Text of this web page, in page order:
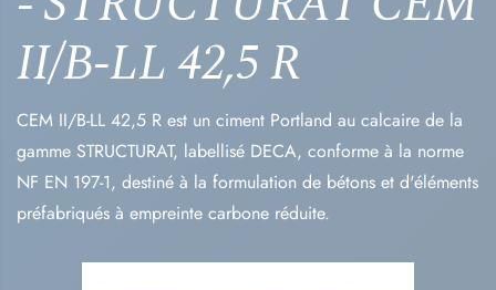
II/B-LL 42,5 R
CEM II/B-LL 42,5 R est un ciment Portland au calcaire de la
gamme STRUCTURAT, labellisé DECA, conforme à la norme
NF EN 197-1, destiné à la formulation de bétons et d'éléments
préfabriqués à empreinte carbone réduite.